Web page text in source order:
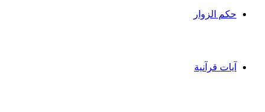
حكم الزوار
آيات قرآنية